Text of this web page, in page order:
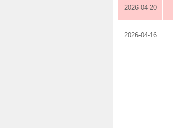
2026-04-20
2026-04-16